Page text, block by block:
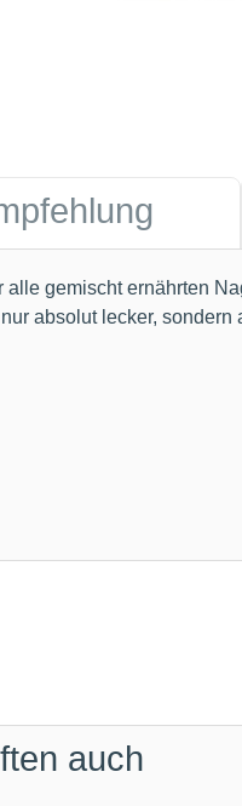
gemischt ernährten
absolut lecker,
auch